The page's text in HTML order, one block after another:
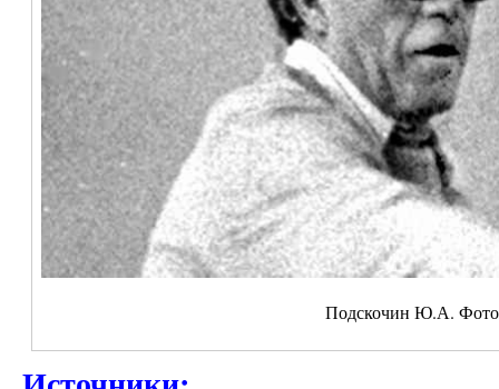
Подскочин Ю.А. Фото